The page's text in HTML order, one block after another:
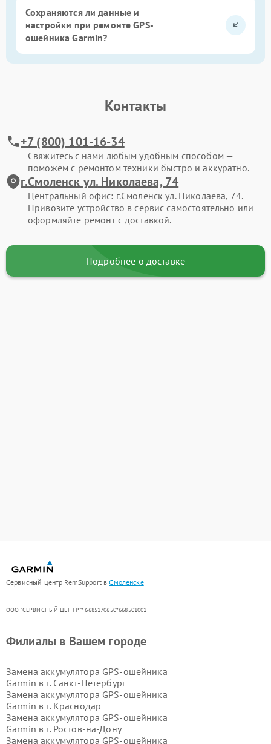
Сохраняются ли данные и
настройки при ремонте GPS-
ошейника Garmin?
Контакты
+7 (800) 101-16-34
Свяжитесь с нами любым удобным способом —
поможем с ремонтом техники быстро и аккуратно.
г.Смоленск ул. Николаева, 74
Центральный офис: г.Смоленск ул. Николаева, 74.
Привозите устройство в сервис самостоятельно или
оформляйте ремонт с доставкой.
Подробнее о доставке
Сервисный центр RemSupport вСмоленске
ООО "СЕРВИСНЫЙ ЦЕНТР"* 6685170650*668501001
Филиалы в Вашем городе
Замена аккумулятора GPS-ошейника
Garmin в г. Санкт-Петербург
Замена аккумулятора GPS-ошейника
Garmin в г. Краснодар
Замена аккумулятора GPS-ошейника
Garmin в г. Ростов-на-Дону
Замена аккумулятора GPS-ошейника